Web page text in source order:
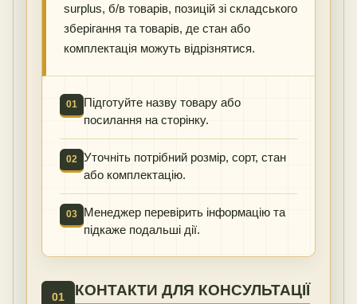
surplus, б/в товарів, позицій зі складського
зберігання та товарів, де стан або
комплектація можуть відрізнятися.
01
Підготуйте назву товару або
посилання на сторінку.
02 Уточніть потрібний розмір, сорт, стан
або комплектацію.
03
Менеджер перевірить інформацію та
підкаже подальші дії.
01 КОНТАКТИ ДЛЯ КОНСУЛЬТАЦІЇ